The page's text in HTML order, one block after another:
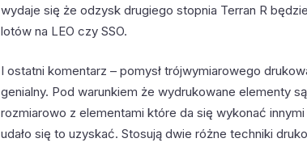
wydaje się że odzysk drugiego stopnia Terran R
lotów na LEO czy SSO.
I ostatni komentarz – pomysł trójwymiarowego
genialny. Pod warunkiem że wydrukowane elementy
rozmiarowo z elementami które da się wykonać
udało się to uzyskać. Stosują dwie różne techniki